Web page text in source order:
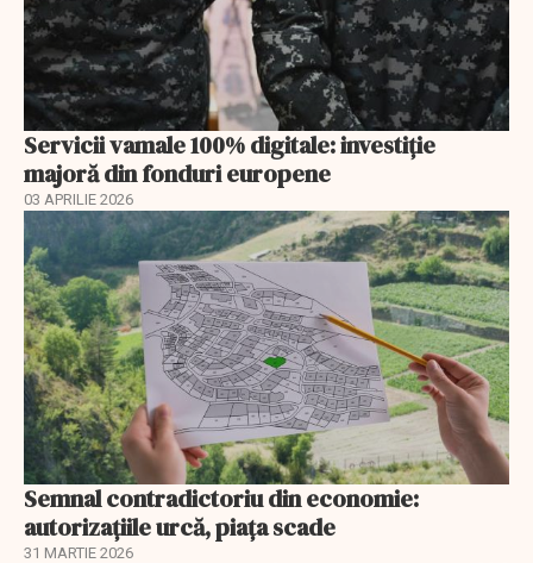
Servicii vamale 100% digitale: investiție
majoră din fonduri europene
03 APRILIE 2026
Semnal contradictoriu din economie:
autorizațiile urcă, piața scade
31 MARTIE 2026